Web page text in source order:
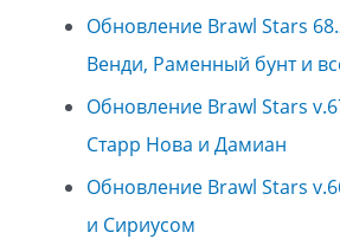
Обновление Brawl Stars
Венди, Раменный бунт и
Обновление Brawl Stars
Старр Нова и Дамиан
Обновление Brawl Stars
и Сириусом